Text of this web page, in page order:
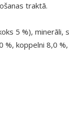
traktā.
5 %),
koppelni 8,0